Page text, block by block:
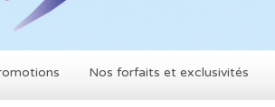
Nos forfaits et exclusivités